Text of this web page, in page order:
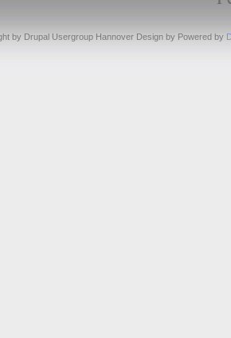
by Drupal Usergroup Hannover Design by Powered by